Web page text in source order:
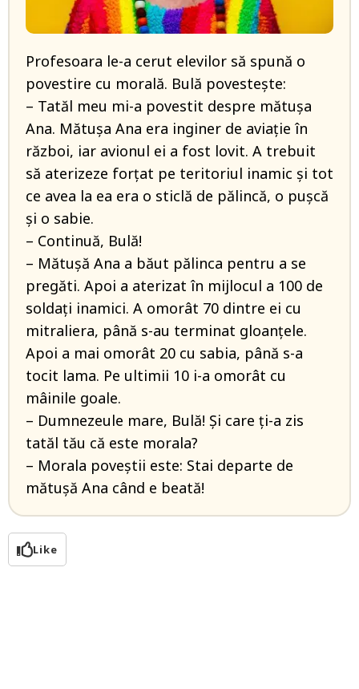
Profesoara le-a cerut elevilor să spună o
povestire cu morală. Bulă povestește:
– Tatăl meu mi-a povestit despre mătușa
Ana. Mătușa Ana era inginer de aviație în
război, iar avionul ei a fost lovit. A trebuit
să aterizeze forțat pe teritoriul inamic și tot
ce avea la ea era o sticlă de pălincă, o pușcă
și o sabie.
– Continuă, Bulă!
– Mătușă Ana a băut pălinca pentru a se
pregăti. Apoi a aterizat în mijlocul a 100 de
soldați inamici. A omorât 70 dintre ei cu
mitraliera, până s-au terminat gloanțele.
Apoi a mai omorât 20 cu sabia, până s-a
tocit lama. Pe ultimii 10 i-a omorât cu
mâinile goale.
– Dumnezeule mare, Bulă! Și care ți-a zis
tatăl tău că este morala?
– Morala poveștii este: Stai departe de
mătușă Ana când e beată!
Like